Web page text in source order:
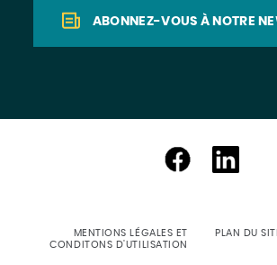
ABONNEZ-VOUS À NOTRE
MENTIONS LÉGALES ET
CONDITONS D'UTILISATION
PLAN DU